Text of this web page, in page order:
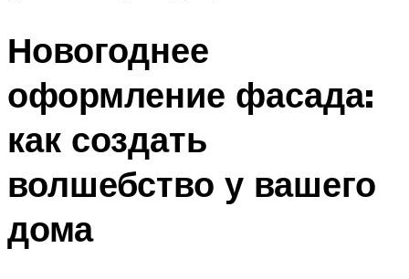
Новогоднее
оформление фасада:
как создать
волшебство у вашего
дома